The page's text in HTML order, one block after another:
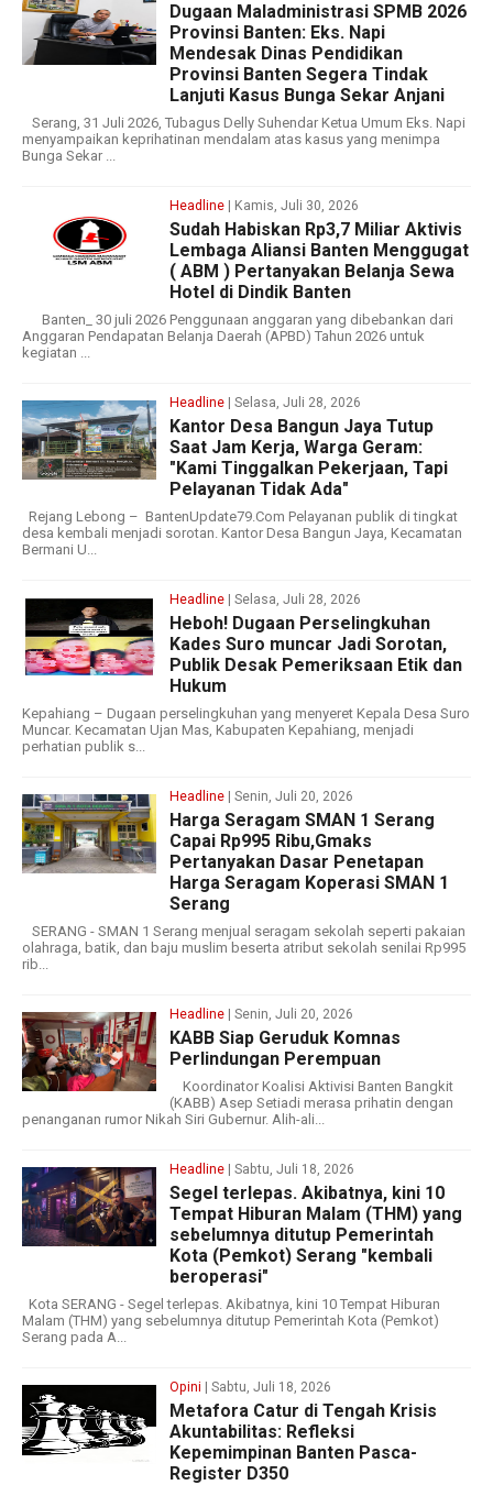
Dugaan Maladministrasi SPMB 2026
Provinsi Banten: Eks. Napi
Mendesak Dinas Pendidikan
Provinsi Banten Segera Tindak
Lanjuti Kasus Bunga Sekar Anjani
Serang, 31 Juli 2026, Tubagus Delly Suhendar Ketua Umum Eks. Napi
menyampaikan keprihatinan mendalam atas kasus yang menimpa
Bunga Sekar ...
Headline | Kamis, Juli 30, 2026
‎Sudah Habiskan Rp3,7 Miliar ‎Aktivis
Lembaga Aliansi Banten Menggugat
( ABM ) Pertanyakan Belanja Sewa
Hotel di Dindik Banten
‎‎‎ ‎ Banten_ 30 juli 2026 Penggunaan anggaran yang dibebankan dari
Anggaran Pendapatan Belanja Daerah (APBD) Tahun 2026 untuk
kegiatan ...
Headline | Selasa, Juli 28, 2026
Kantor Desa Bangun Jaya Tutup
Saat Jam Kerja, Warga Geram:
"Kami Tinggalkan Pekerjaan, Tapi
Pelayanan Tidak Ada"
Rejang Lebong – BantenUpdate79.Com Pelayanan publik di tingkat
desa kembali menjadi sorotan. Kantor Desa Bangun Jaya, Kecamatan
Bermani U...
Headline | Selasa, Juli 28, 2026
Heboh! Dugaan Perselingkuhan
Kades Suro muncar Jadi Sorotan,
Publik Desak Pemeriksaan Etik dan
Hukum
Kepahiang – Dugaan perselingkuhan yang menyeret Kepala Desa Suro
Muncar. Kecamatan Ujan Mas, Kabupaten Kepahiang, menjadi
perhatian publik s...
Headline | Senin, Juli 20, 2026
Harga Seragam SMAN 1 Serang
Capai Rp995 Ribu,Gmaks
Pertanyakan Dasar Penetapan
Harga Seragam Koperasi SMAN 1
Serang
SERANG - SMAN 1 Serang menjual seragam sekolah seperti pakaian
olahraga, batik, dan baju muslim beserta atribut sekolah senilai Rp995
rib...
Headline | Senin, Juli 20, 2026
‎KABB Siap Geruduk Komnas
Perlindungan Perempuan
‎ ‎ ‎Koordinator Koalisi Aktivisi Banten Bangkit
(KABB) Asep Setiadi merasa prihatin dengan
penanganan rumor Nikah Siri Gubernur. Alih-ali...
Headline | Sabtu, Juli 18, 2026
Segel terlepas. Akibatnya, kini 10
Tempat Hiburan Malam (THM) yang
sebelumnya ditutup Pemerintah
Kota (Pemkot) Serang "kembali
beroperasi"
Kota SERANG - Segel terlepas. Akibatnya, kini 10 Tempat Hiburan
Malam (THM) yang sebelumnya ditutup Pemerintah Kota (Pemkot)
Serang pada A...
Opini | Sabtu, Juli 18, 2026
Metafora Catur di Tengah Krisis
Akuntabilitas: Refleksi
Kepemimpinan Banten Pasca-
Register D350